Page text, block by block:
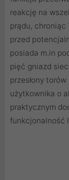
reakcję na
prądu, chroniąc
przed
posiada m.in
pięć gniazd
przesłony
użytkownika o
praktycznym
funkcjonalność